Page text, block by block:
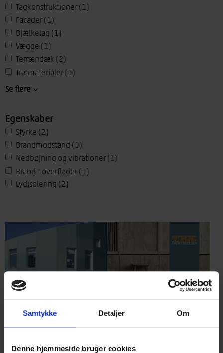
Samtykke Detaljer Om
Denne hjemmeside bruger cookies
Tagkonstruktioner (1)
Facader (1)
Bjælkelag (1)
Vægge (1)
Terrændæk (2)
Træmaterialer (1)
Trægulve
Træplader(1)
Kælder(2)
Se flere
Egenskaber
Styrke (2)
Brandmodstand (1)
Nedbøjning og vibrationer (1)
Brand - overflader (1)
Lydisolering (2)